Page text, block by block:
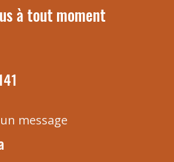
à tout moment
message